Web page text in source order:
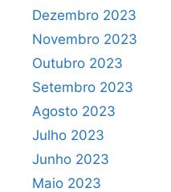
Dezembro 2023
Novembro 2023
Outubro 2023
Setembro 2023
Agosto 2023
Julho 2023
Junho 2023
Maio 2023